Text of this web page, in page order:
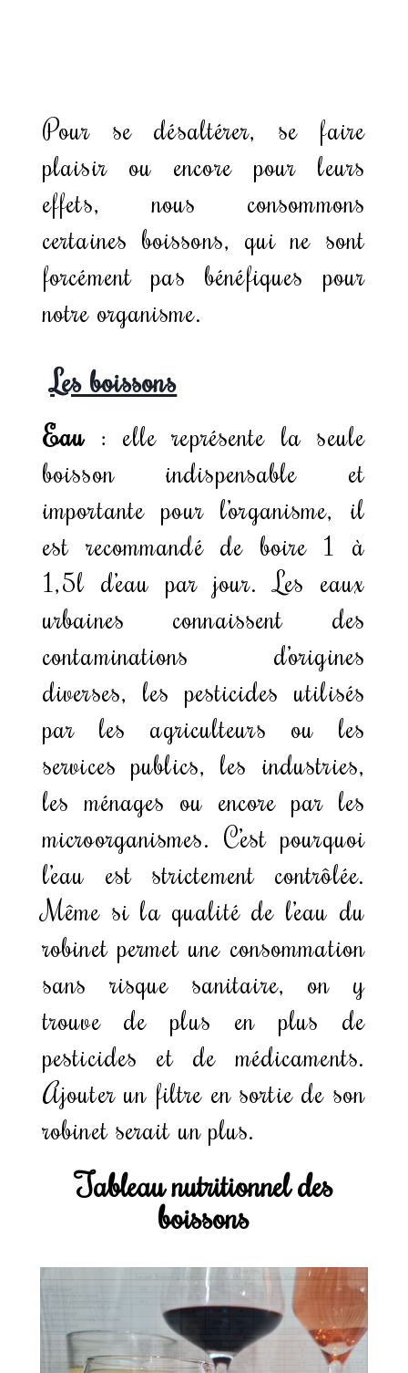
Pour se désaltérer, se faire
plaisir ou encore pour leurs
effets, nous consommons
certaines boissons, qui ne sont
forcément pas bénéfiques pour
notre organisme.
Les boissons
Eau: elle représente la seule
boisson indispensable et
importante pour l’organisme, il
est recommandé de boire 1 à
1,5l d’eau par jour. Les eaux
urbaines connaissent des
contaminations d’origines
diverses, les pesticides utilisés
par les agriculteurs ou les
services publics, les industries,
les ménages ou encore par les
microorganismes. C’est pourquoi
l’eau est strictement contrôlée.
Même si la qualité de l’eau du
robinet permet une consommation
sans risque sanitaire, on y
trouve de plus en plus de
pesticides et de médicaments.
Ajouter un filtre en sortie de son
robinet serait un plus.
Tableau nutritionnel des
boissons